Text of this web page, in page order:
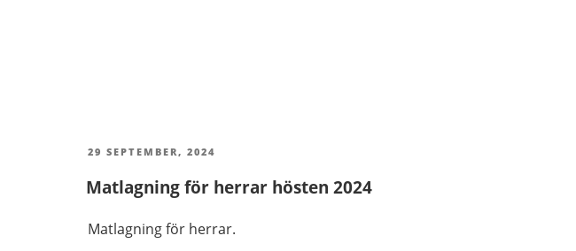
PUBLICERAT
29 SEPTEMBER, 2024
Matlagning för herrar hösten 2024
Matlagning för herrar.